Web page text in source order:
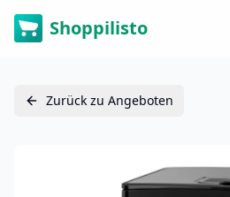
Shoppilisto
Zurück zu Angeboten